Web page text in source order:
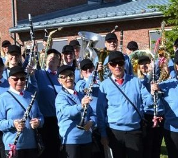
MEDLEMSLISTE
KOMITEER
JULETREFESTER
NOTEOVERSIKT